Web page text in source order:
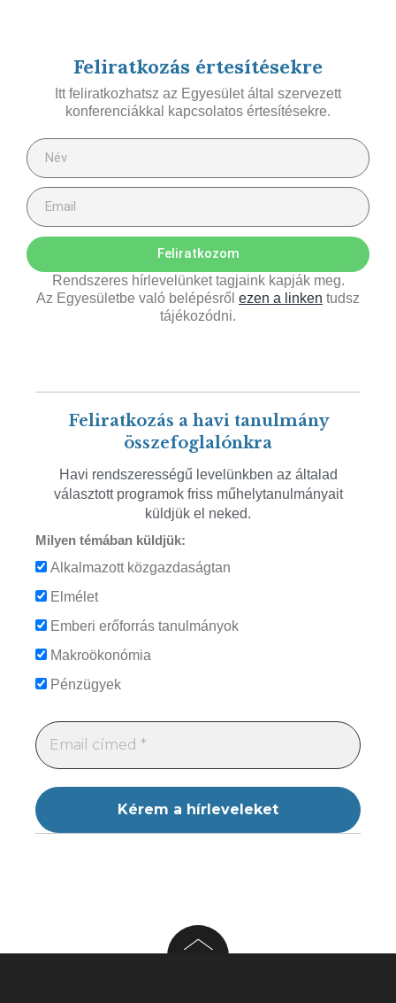
Feliratkozás értesítésekre
Itt feliratkozhatsz az Egyesület által szervezett
konferenciákkal kapcsolatos értesítésekre.
Feliratkozom
Rendszeres hírlevelünket tagjaink kapják meg.
Az Egyesületbe való belépésről ezen a linken tudsz
tájékozódni.
Feliratkozás a havi tanulmány
összefoglalónkra
Havi rendszerességű levelünkben az általad
választott programok friss műhelytanulmányait
küldjük el neked.
Milyen témában küldjük:
Alkalmazott közgazdaságtan
Elmélet
Emberi erőforrás tanulmányok
Makroökonómia
Pénzügyek